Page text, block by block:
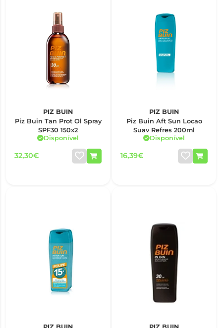
PIZ BUIN
Piz Buin Tan Prot Ol Spray
SPF30 150x2
Disponível
32,30€
PIZ BUIN
Piz Buin Aft Sun Locao
Suav Refres 200ml
Disponível
16,39€